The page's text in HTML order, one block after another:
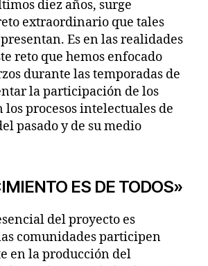
diez años, surge
extraordinario que tales
Es en las realidades
reto que hemos enfocado
durante las temporadas de
la participación de los
los procesos intelectuales de
pasado y de su medio
ES DE TODOS»
del proyecto es
comunidades participen
en la producción del